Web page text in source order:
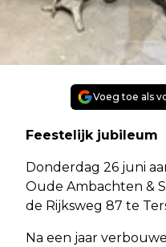
Voeg toe als
Feestelijk jubileum
Donderdag 26 juni
Oude Ambachten &
de Rijksweg 87 te
Na een jaar